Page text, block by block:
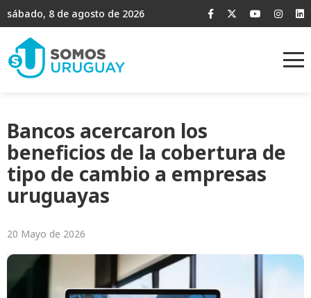
sábado, 8 de agosto de 2026
Bancos acercaron los
beneficios de la cobertura de
tipo de cambio a empresas
uruguayas
20 Mayo de 2026